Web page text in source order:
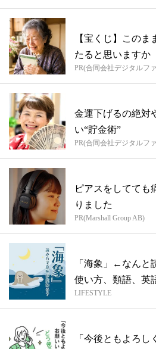
【宝くじ】この
たると思いますか
PR(合同会社デジタルフ
金運下げるの絶対
い“貯金術”
PR(合同会社デジタルフ
ピアスをしてても
りました
PR(Marshall Group AB)
「海象」←なんと
使い方、類語、英
LIFESTYLE
「今後ともよろし